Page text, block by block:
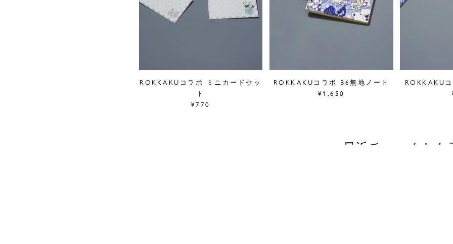
ROKKAKUコラボ ミニカードセッ
ト
¥770
ROKKAKUコラボ B6無地ノート
¥1,650
ROKKAKU
最近チェックした